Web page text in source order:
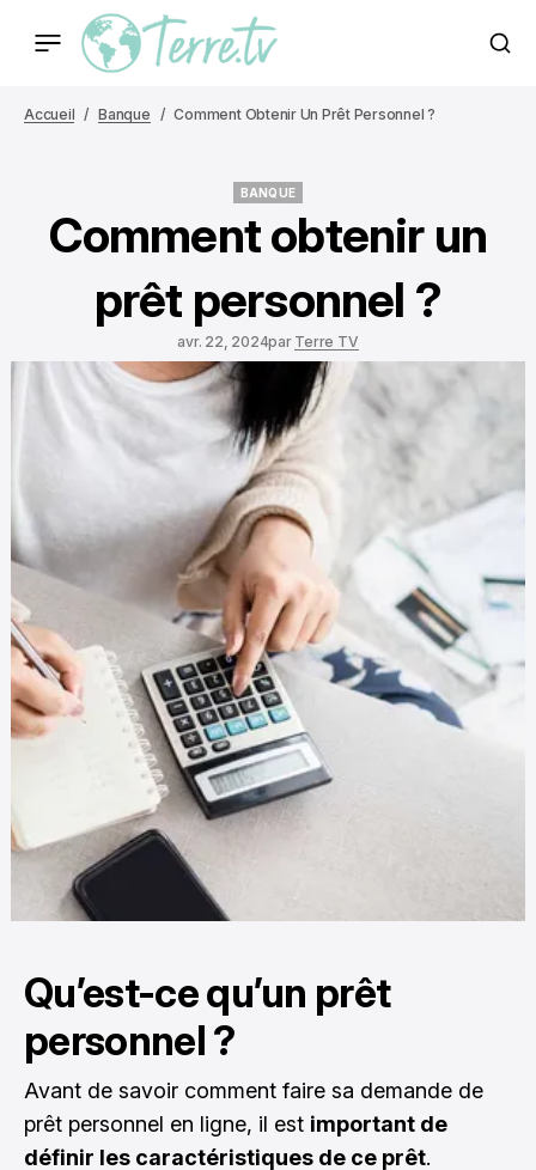
Accueil Banque Comment Obtenir Un Prêt Personnel ?
BANQUE
Comment obtenir un
prêt personnel ?
avr. 22, 2024par Terre TV
Qu’est-ce qu’un prêt
personnel ?
Avant de savoir comment faire sa demande de
prêt personnel en ligne, il est important de
définir les caractéristiques de ce prêt.